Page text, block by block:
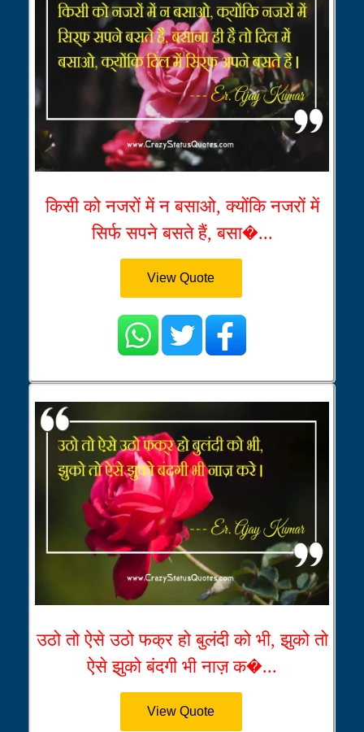
किसी को नजरों में न बसाओ, क्योंकि नजरों में
सिर्फ सपने बसते हैं, बसा�...
View Quote
उठो तो ऐसे उठो फक्र हो बुलंदी को भी, झुको तो
ऐसे झुको बंदगी भी नाज़ क�...
View Quote